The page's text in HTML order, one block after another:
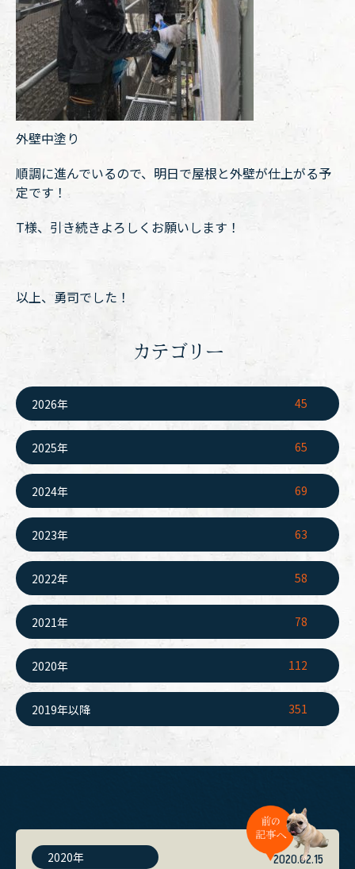
外壁中塗り
順調に進んでいるので、明日で屋根と外壁が仕上がる予
定です！
T様、引き続きよろしくお願いします！
以上、勇司でした！
カテゴリー
2026年 45
2025年 65
2024年 69
2023年 63
2022年 58
2021年 78
2020年 112
2019年以降 351
2020年 2020.02.15